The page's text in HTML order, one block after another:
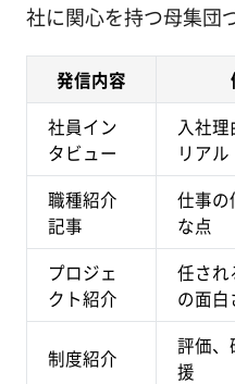
社に関心を持つ母集団
発信内容
社員イン
タビュー
入社
リアル
職種紹介
記事
仕事の
な点
プロジェ
クト紹介
任され
の面白
制度紹介
評価、
援